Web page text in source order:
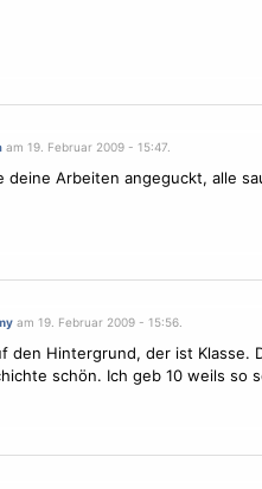
am 19. Februar 2009 - 15:47.
deine Arbeiten angeguckt, alle
am 19. Februar 2009 - 15:56.
den Hintergrund, der ist Klasse.
schön. Ich geb 10 weils so